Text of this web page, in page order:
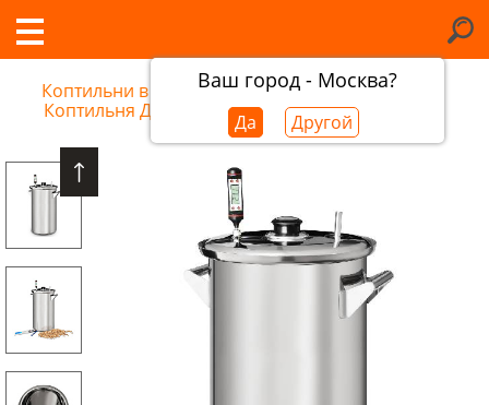
Ваш город - Москва?
Да Другой
Коптильни в Барнауле/
Коптильня Добрый Жар, 17 л